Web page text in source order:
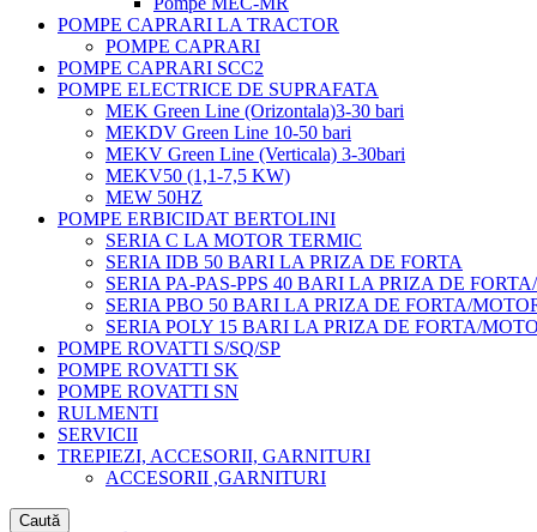
POMPE CAPRARI LA TRACTOR
POMPE CAPRARI
POMPE CAPRARI SCC2
POMPE ELECTRICE DE SUPRAFATA
MEK Green Line (Orizontala)3-30 bari
MEKDV Green Line 10-50 bari
MEKV Green Line (Verticala) 3-30bari
MEKV50 (1,1-7,5 KW)
MEW 50HZ
POMPE ERBICIDAT BERTOLINI
SERIA C LA MOTOR TERMIC
SERIA IDB 50 BARI LA PRIZA DE FORTA
SERIA PA-PAS-PPS 40 BARI LA PRIZA DE
SERIA PBO 50 BARI LA PRIZA DE FORTA/
SERIA POLY 15 BARI LA PRIZA DE FORTA/
POMPE ROVATTI S/SQ/SP
POMPE ROVATTI SK
POMPE ROVATTI SN
RULMENTI
SERVICII
TREPIEZI, ACCESORII, GARNITURI
ACCESORII ,GARNITURI
Caută